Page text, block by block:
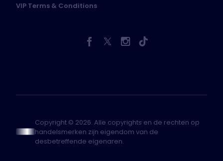
VIP Terms & Conditions
Copyright © 2026. Alle copyrights en de rechten op
handelsmerken zijn eigendom van de
desbetreffende eigenaren.